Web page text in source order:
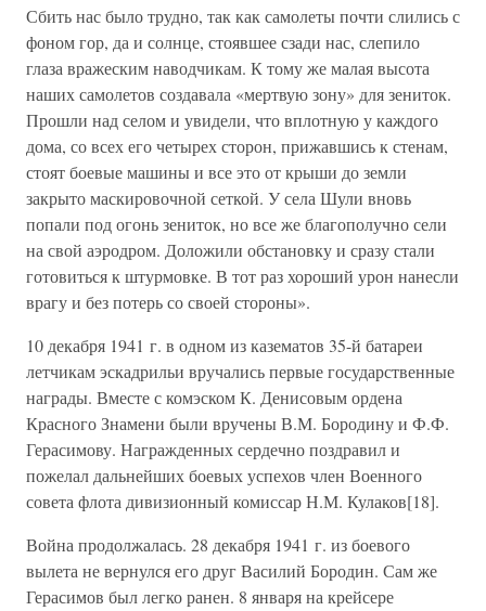
Сбить нас было трудно, так как самолеты почти слились с
фоном гор, да и солнце, стоявшее сзади нас, слепило
глаза вражеским наводчикам. К тому же малая высота
наших самолетов создавала «мертвую зону» для зениток.
Прошли над селом и увидели, что вплотную у каждого
дома, со всех его четырех сторон, прижавшись к стенам,
стоят боевые машины и все это от крыши до земли
закрыто маскировочной сеткой. У села Шули вновь
попали под огонь зениток, но все же благополучно сели
на свой аэродром. Доложили обстановку и сразу стали
готовиться к штурмовке. В тот раз хороший урон нанесли
врагу и без потерь со своей стороны».
10 декабря 1941 г. в одном из казематов 35-й батареи
летчикам эскадрильи вручались первые государственные
награды. Вместе с комэском К. Денисовым ордена
Красного Знамени были вручены В.М. Бородину и Ф.Ф.
Герасимову. Награжденных сердечно поздравил и
пожелал дальнейших боевых успехов член Военного
совета флота дивизионный комиссар Н.М. Кулаков[18].
Война продолжалась. 28 декабря 1941 г. из боевого
вылета не вернулся его друг Василий Бородин. Сам же
Герасимов был легко ранен. 8 января на крейсере